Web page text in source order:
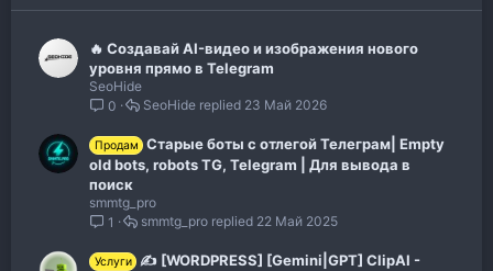
🔥 Создавай AI-видео и изображения нового
уровня прямо в Telegram
SeoHide
0
23 Май 2026
SeoHide
Продам
Старые боты с отлегой Телеграм| Empty
old bots, robots TG, Telegram | Для вывода в
поиск
smmtg_pro
1
22 Май 2025
smmtg_pro
Услуги
✍️️ [WORDPRESS] [Gemini|GPT]️ ClipAI -